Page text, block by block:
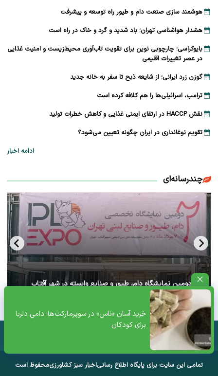
خرید آسان «ناس» در سوپرمارکت‌ها؛ دامی دلربا
برای کودکان
هوشمند سازی صنعت دام و طیور راه توسعه و پیشرفت
هشدار هواشناسی تهران؛ باد شدید و گرد و خاک در راه است
بایوکراسی؛ چارچوبی نوین برای تقویت تاب‌آوری محیط‌زیست و امنیت غذایی
در عصر تغییرات اقلیمی
گوزن زرد ایرانی؛ از شایعه ذبح تا سفر به خانه جدید
ترامپ، اسرائیلی‌ها را هم کلافه کرده است
نقش HACCP در ارتقای ایمنی غذایی و کاهش خطرات تولید
تقویم نوغانداری در ایران چگونه تعیین می‌شود؟
ادامه اخبار
چندرسانه‌ای
آغاز دومین نمایشگاه دام، طیور و صنایع وابسته در شهر آفتاب
تهران+ ویدئو
تمامی این سایت برای پایگاه اطلاع رسانیاخبار سبز کشاورزیمحفوظ است